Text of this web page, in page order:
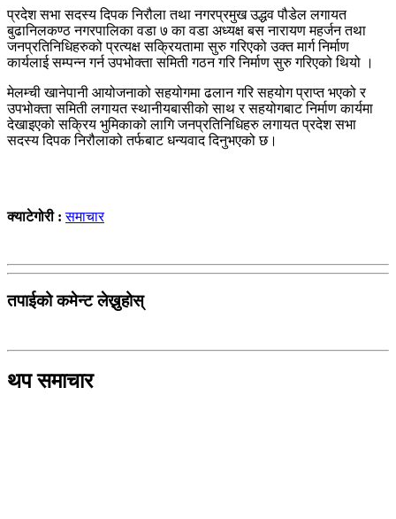
प्रदेश सभा सदस्य दिपक निरौला तथा नगरप्रमुख उद्धव पौडेल लगायत
बुढानिलकण्ठ नगरपालिका वडा ७ का वडा अध्यक्ष बस नारायण महर्जन तथा
जनप्रतिनिधिहरुको प्रत्यक्ष सक्रियतामा सुरु गरिएको उक्त मार्ग निर्माण
कार्यलाई सम्पन्न गर्न उपभोक्ता समिती गठन गरि निर्माण सुरु गरिएको थियो ।
मेलम्ची खानेपानी आयोजनाको सहयोगमा ढलान गरि सहयोग प्राप्त भएको र
उपभोक्ता समिती लगायत स्थानीयबासीको साथ र सहयोगबाट निर्माण कार्यमा
देखाइएको सक्रिय भुमिकाको लागि जनप्रतिनिधिहरु लगायत प्रदेश सभा
सदस्य दिपक निरौलाको तर्फबाट धन्यवाद दिनुभएको छ।
क्याटेगोरी :समाचार
तपाईको कमेन्ट लेख्नुहोस्
थप समाचार